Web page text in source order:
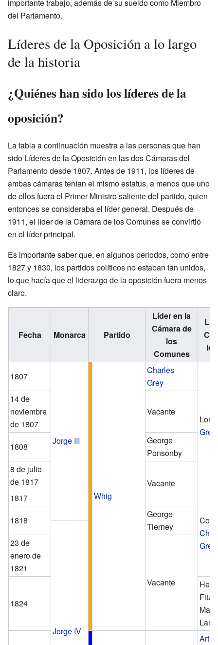
importante trabajo, además de su sueldo como Miembro
del Parlamento.
Líderes de la Oposición a lo largo
de la historia
¿Quiénes han sido los líderes de la
oposición?
La tabla a continuación muestra a las personas que han
sido Líderes de la Oposición en las dos Cámaras del
Parlamento desde 1807. Antes de 1911, los líderes de
ambas cámaras tenían el mismo estatus, a menos que uno
de ellos fuera el Primer Ministro saliente del partido, quien
entonces se consideraba el líder general. Después de
1911, el líder de la Cámara de los Comunes se convirtió
en el líder principal.
Es importante saber que, en algunos periodos, como entre
1827 y 1830, los partidos políticos no estaban tan unidos,
lo que hacía que el liderazgo de la oposición fuera menos
claro.
Fecha Monarca Partido
Líder en la
Cámara de
los
Comunes
1807
Jorge III
Whig
Charles
Grey
Lord
14 de
noviembre
de 1807
Vacante
1808
George
Ponsonby
8 de julio
de 1817
Vacante
1817
Grey
1818
George
Tierney
Jorge IV
23 de
enero de
1821
Vacante
1824